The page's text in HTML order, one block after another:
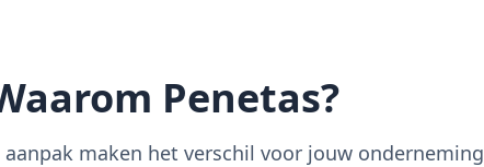
Penetas?
aanpak maken het verschil voor jouw onderneming